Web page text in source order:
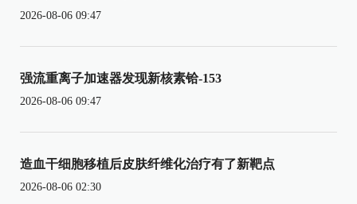
2026-08-06 09:47
强流重离子加速器发现新核素铪-153
2026-08-06 09:47
造血干细胞移植后皮肤纤维化治疗有了新靶点
2026-08-06 02:30